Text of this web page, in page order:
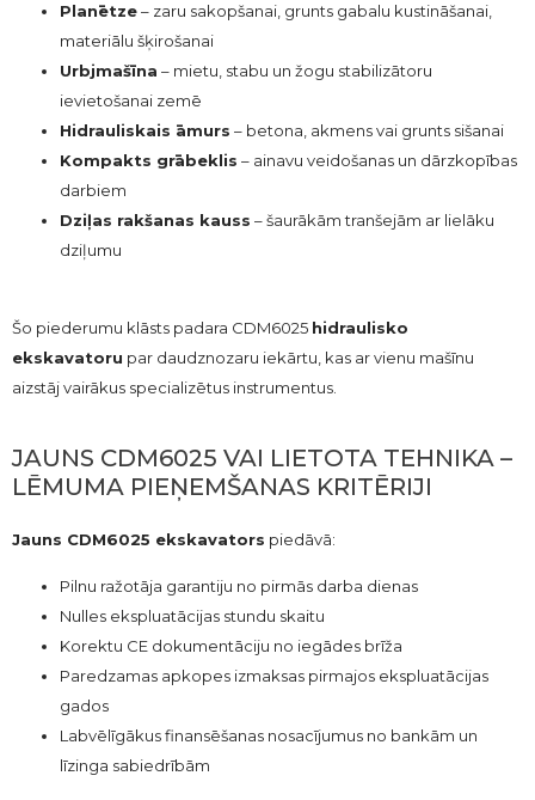
Planētze– zaru sakopšanai, grunts gabalu kustināšanai,
materiālu šķirošanai
Urbjmašīna – mietu, stabu un žogu stabilizātoru
ievietošanai zemē
Hidrauliskais āmurs – betona, akmens vai grunts sišanai
Kompakts grābeklis – ainavu veidošanas un dārzkopības
darbiem
Dziļas rakšanas kauss – šaurākām tranšejām ar lielāku
dziļumu
Šo piederumu klāsts padara CDM6025 hidraulisko
ekskavatoru par daudznozaru iekārtu, kas ar vienu mašīnu
aizstāj vairākus specializētus instrumentus.
JAUNS CDM6025 VAI LIETOTA TEHNIKA –
LĒMUMA PIEŅEMŠANAS KRITĒRIJI
Jauns CDM6025 ekskavators piedāvā:
Pilnu ražotāja garantiju no pirmās darba dienas
Nulles ekspluatācijas stundu skaitu
Korektu CE dokumentāciju no iegādes brīža
Paredzamas apkopes izmaksas pirmajos ekspluatācijas
gados
Labvēlīgākus finansēšanas nosacījumus no bankām un
līzinga sabiedrībām